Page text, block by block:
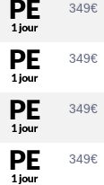
349€
349€
349€
349€